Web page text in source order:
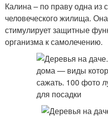
Калина – по праву одна из
человеческого жилища.
стимулирует защитные
организма к самолечению.